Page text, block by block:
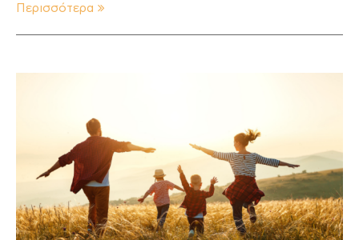
Περισσότερα